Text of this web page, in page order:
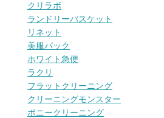
クリラボ
ランドリーバスケット
リネット
美服パック
ホワイト急便
ラクリ
フラットクリーニング
クリーニングモンスター
ポニークリーニング